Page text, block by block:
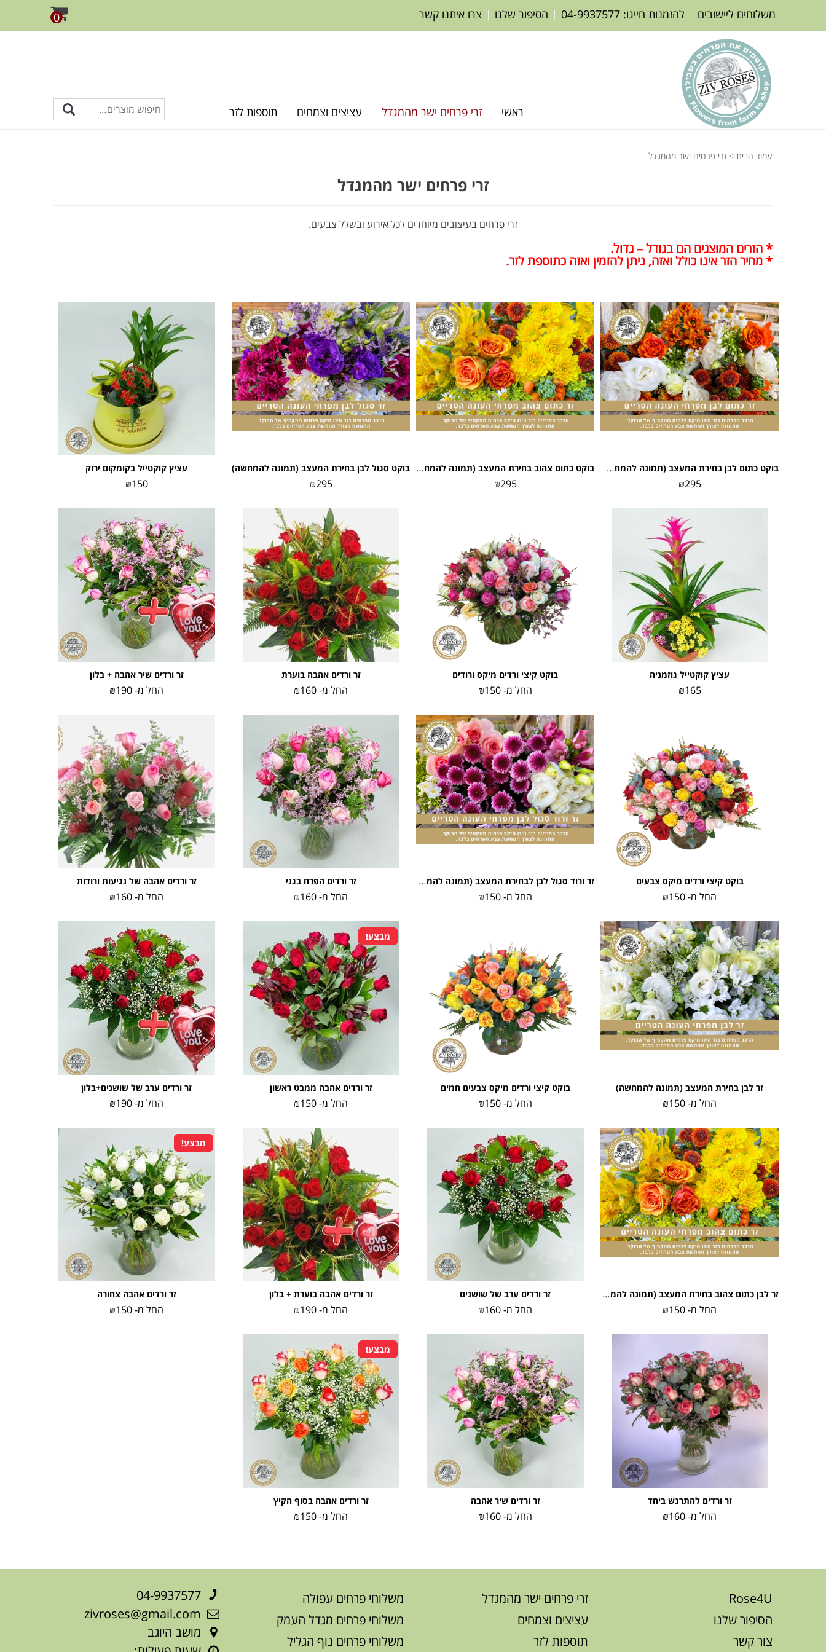
משלוחים ליישובים להזמנות חייגו: 04-9937577 הסיפור שלנו צרו איתנו קשר 0
ראשי זרי פרחים ישר מהמגדל עציצים וצמחים תוספות לזר
עמוד הבית > זרי פרחים ישר מהמגדל
זרי פרחים ישר מהמגדל
זרי פרחים בעיצובים מיוחדים לכל אירוע ובשלל צבעים.
* הזרים המוצגים הם בגודל – גדול.
* מחיר הזר אינו כולל ואזה, ניתן להזמין ואזה כתוספת לזר.
בוקט כתום לבן בחירת המעצב (תמונה להמחשה)
₪295
בוקט כתום צהוב בחירת המעצב (תמונה להמחשה)
₪295
בוקט סגול לבן בחירת המעצב (תמונה להמחשה)
₪295
עציץ קוקטייל בקומקום ירוק
₪150
עציץ קוקטייל גוזמניה
₪165
בוקט קיצי ורדים מיקס ורודים
החל מ- ₪150
זר ורדים אהבה בוערת
החל מ- ₪160
זר ורדים שיר אהבה + בלון
החל מ- ₪190
בוקט קיצי ורדים מיקס צבעים
החל מ- ₪150
זר ורוד סגול לבן לבחירת המעצב (תמונה להמחשה)
החל מ-
₪150
זר ורדים הפרח בגני
החל מ- ₪160
זר ורדים אהבה של נגיעות ורודות
החל מ- ₪160
זר לבן בחירת המעצב (תמונה להמחשה)
החל מ- ₪150
בוקט קיצי ורדים מיקס צבעים חמים
החל מ- ₪150
מבצע!
זר ורדים אהבה ממבט ראשון
החל מ- ₪150
זר ורדים ערב של שושנים+בלון
החל מ- ₪190
זר לבן כתום צהוב בחירת המעצב (תמונה להמחשה)
החל מ-
₪150
זר ורדים ערב של שושנים
החל מ- ₪160
זר ורדים אהבה בוערת + בלון
החל מ- ₪190
מבצע!
זר ורדים אהבה צחורה
החל מ- ₪150
זר ורדים להתרגש ביחד
החל מ- ₪160
זר ורדים שיר אהבה
החל מ- ₪160
מבצע!
זר ורדים אהבה בסוף הקיץ
החל מ- ₪150
Rose4U
הסיפור שלנו
צור קשר
זרי פרחים ישר מהמגדל
עציצים וצמחים
תוספות לזר
משלוחי פרחים עפולה
משלוחי פרחים מגדל העמק
משלוחי פרחים נוף הגליל
04-9937577
zivroses@gmail.com
מושב היוגב